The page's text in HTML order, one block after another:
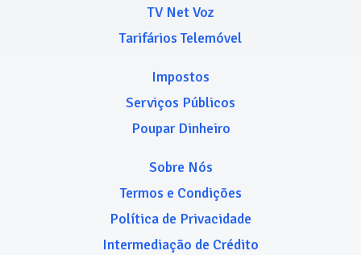
TV Net Voz
Tarifários Telemóvel
Impostos
Serviços Públicos
Poupar Dinheiro
Sobre Nós
Termos e Condições
Política de Privacidade
Intermediação de Crédito